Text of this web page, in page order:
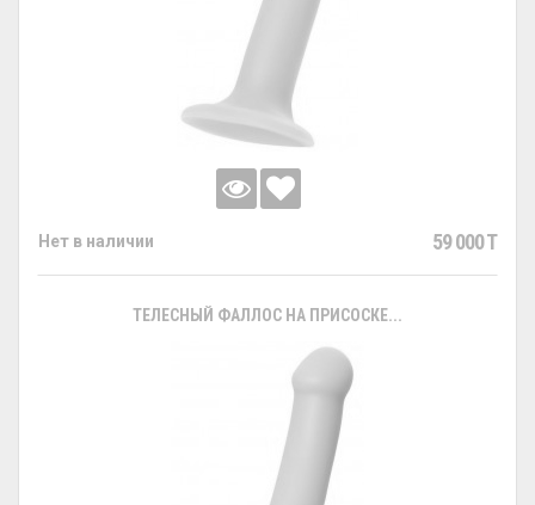
Нет в наличии 59 000 T
ТЕЛЕСНЫЙ ФАЛЛОС НА ПРИСОСКЕ...